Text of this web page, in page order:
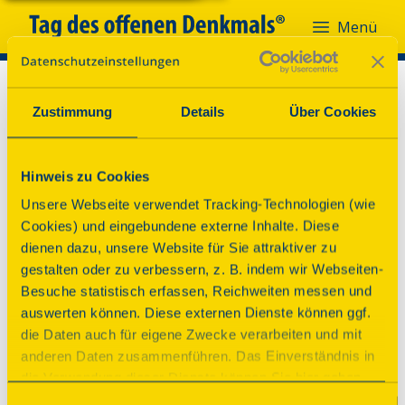
Zustimmung Details Über Cookies
Hinweis zu Cookies
Unsere Webseite verwendet Tracking-Technologien (wie
Cookies) und eingebundene externe Inhalte. Diese
dienen dazu, unsere Website für Sie attraktiver zu
gestalten oder zu verbessern, z. B. indem wir Webseiten-
Besuche statistisch erfassen, Reichweiten messen und
auswerten können. Diese externen Dienste können ggf.
die Daten auch für eigene Zwecke verarbeiten und mit
anderen Daten zusammenführen. Das Einverständnis in
die Verwendung dieser Dienste können Sie hier geben.
Menü